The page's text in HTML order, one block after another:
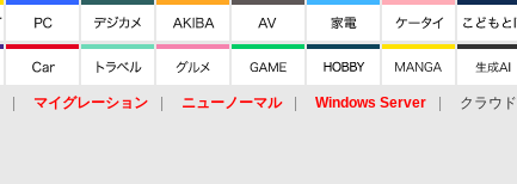
マイグレーション ニューノーマル Windows Server クラウド